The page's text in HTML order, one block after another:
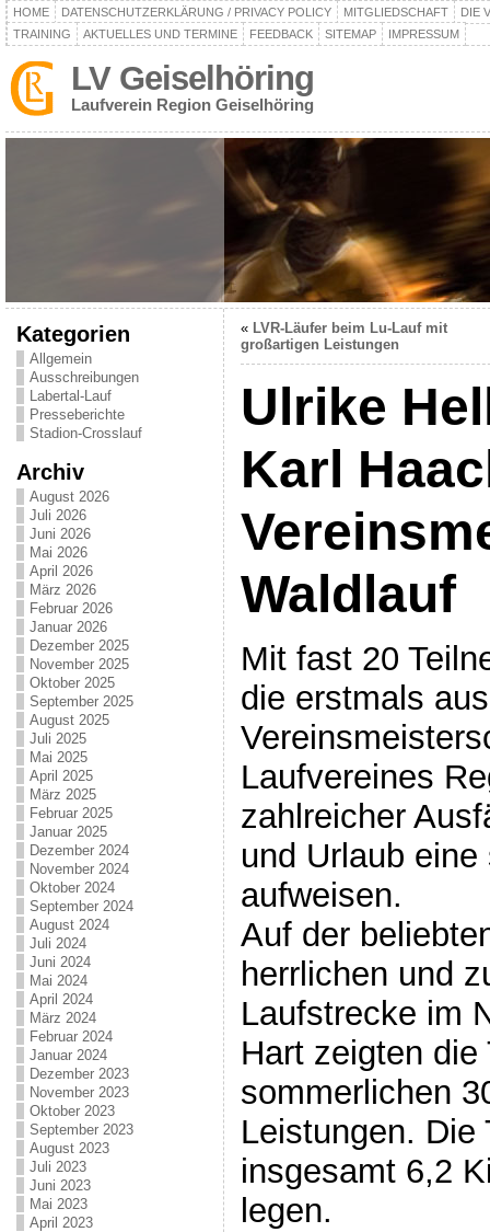
HOME DATENSCHUTZERKLÄRUNG / PRIVACY POLICY MITGLIEDSCHAFT
DIE
TRAINING
AKTUELLES UND TERMINE FEEDBACK SITEMAP IMPRESSUM
LV Geiselhöring
Laufverein Region Geiselhöring
Kategorien
Allgemein
Ausschreibungen
Labertal-Lauf
Presseberichte
Stadion-Crosslauf
Archiv
August 2026
Juli 2026
Juni 2026
Mai 2026
April 2026
März 2026
Februar 2026
Januar 2026
Dezember 2025
November 2025
Oktober 2025
September 2025
August 2025
Juli 2025
Mai 2025
April 2025
März 2025
Februar 2025
Januar 2025
Dezember 2024
November 2024
Oktober 2024
September 2024
August 2024
Juli 2024
Juni 2024
Mai 2024
April 2024
März 2024
Februar 2024
Januar 2024
Dezember 2023
November 2023
Oktober 2023
September 2023
August 2023
Juli 2023
Juni 2023
Mai 2023
April 2023
« LVR-Läufer beim Lu-Lauf mit
großartigen Leistungen
Ulrike
Karl
Waldlauf
Mit fast 20
die erstmals
Laufvereines
zahlreicher
und Urlaub
aufweisen.
Auf der
herrlichen und
Laufstrecke im
Hart zeigten die
sommerlichen
Leistungen. Die
insgesamt 6,2
legen.